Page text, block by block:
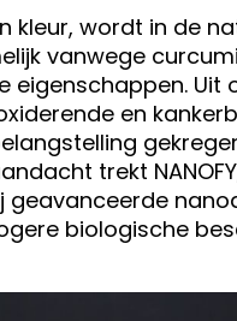
kleur, wordt in de
vanwege
Uit
en
trekt
biologische